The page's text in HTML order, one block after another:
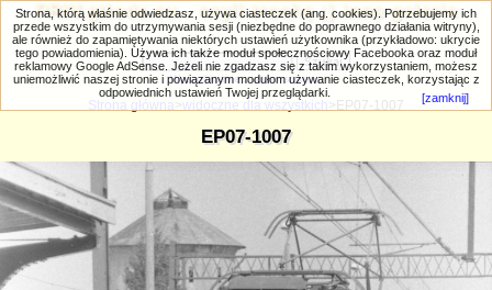
PRIV.gtlodz.eu - czyli trochę ;) inna galeria
Wyszukiwanie zaawansowane
Strona główna widoczne dla wszystkich >EP07-1007
EP07-1007
Strona, którą właśnie odwiedzasz, używa ciasteczek (ang. cookies). Potrzebujemy ich
przede wszystkim do utrzymywania sesji (niezbędne do poprawnego działania witryny),
ale również do zapamiętywania niektórych ustawień użytkownika (przykładowo: ukrycie
tego powiadomienia). Używa ich także moduł społecznościowy Facebooka oraz moduł
reklamowy Google AdSense. Jeżeli nie zgadzasz się z takim wykorzystaniem, możesz
uniemożliwić naszej stronie i powiązanym modułom używanie ciasteczek, korzystając z
odpowiednich ustawień Twojej przeglądarki.
[zamknij]